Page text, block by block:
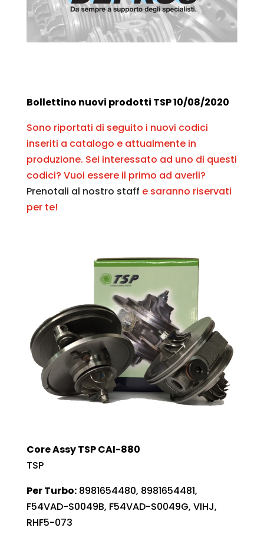
Bollettino nuovi prodotti TSP 10/08/2020
Sono riportati di seguito i nuovi codici
inseriti a catalogo e attualmente in
produzione. Sei interessato ad uno di questi
codici? Vuoi essere il primo ad averli?
Prenotali al nostro staff e saranno riservati
per te!
Core Assy TSP CAI-880
TSP
Per Turbo:8981654480, 8981654481,
F54VAD-S0049B, F54VAD-S0049G, VIHJ,
RHF5-073